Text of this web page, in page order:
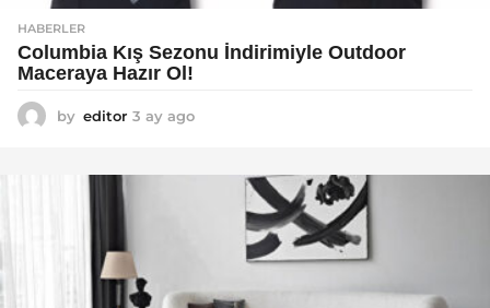
HABERLER
Columbia Kış Sezonu İndirimiyle Outdoor
Maceraya Hazır Ol!
by editor 3 ay ago
a